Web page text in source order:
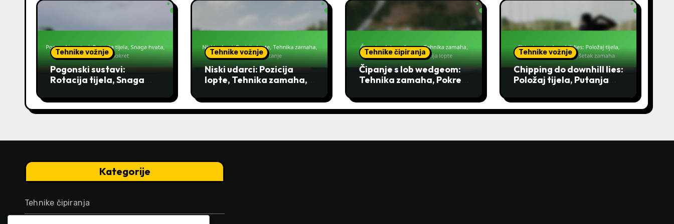
Tehnike vožnje
Pogonski sustavi:
Rotacija tijela, Snaga
Tehnike vožnje
Niski udarci: Pozicija
lopte, Tehnika zamaha,
Tehnike čipiranja
Čipanje s lob wedgeom:
Tehnika zamaha, Pokret
Tehnike vožnje
Chipping do downhill lies:
Položaj tijela, Putanja
zamaha
Kategorije
Tehnike čipiranja